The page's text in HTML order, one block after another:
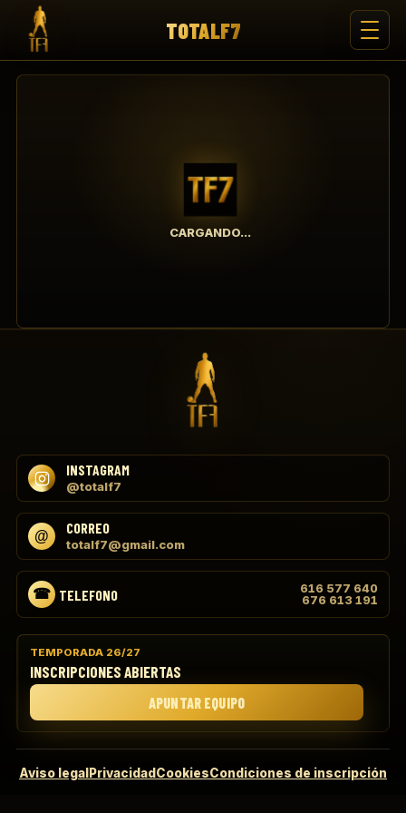
TOTALF7
CARGANDO...
INSTAGRAM
@totalf7
CORREO
totalf7@gmail.com
TELEFONO
616 577 640
676 613 191
TEMPORADA 26/27
INSCRIPCIONES ABIERTAS
APUNTAR EQUIPO
Aviso legal Privacidad CookiesCondiciones de inscripción